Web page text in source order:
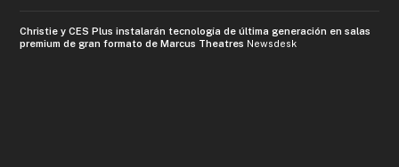
Christie y CES Plus instalarán tecnología de última generación en salas
premium de gran formato de Marcus Theatres Newsdesk